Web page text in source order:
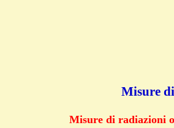
Misure
Misure di radiazioni